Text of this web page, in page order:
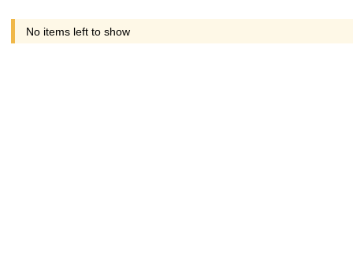
No items left to show